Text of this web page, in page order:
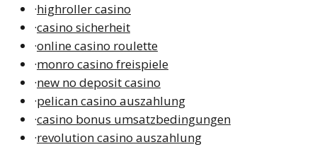
·highroller casino
·casino sicherheit
·online casino roulette
·monro casino freispiele
·new no deposit casino
·pelican casino auszahlung
·casino bonus umsatzbedingungen
·revolution casino auszahlung